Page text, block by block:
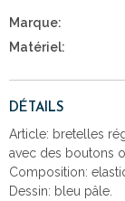
Marque:
Matériel:
DÉTAILS
Article: bretelles
avec des boutons
Composition:
Dessin: bleu pâle.